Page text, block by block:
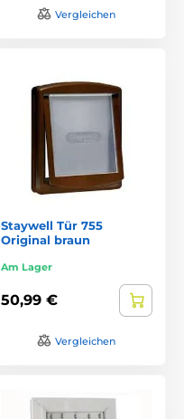
Vergleichen
Staywell Tür 755
Original braun
Am Lager
50,99 €
Vergleichen